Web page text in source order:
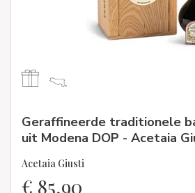
Geraffineerde traditionele
uit Modena DOP - Acetaia
Acetaia Giusti
€ 85,90